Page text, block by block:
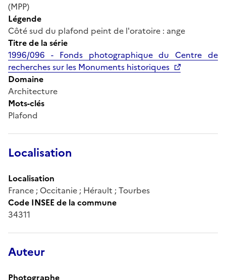
(MPP)
Légende
Côté sud du plafond peint de l'oratoire : ange
Titre de la série
1996/096 - Fonds photographique du Centre de
recherches sur les Monuments historiques
Domaine
Architecture
Mots-clés
Plafond
Localisation
Localisation
France ; Occitanie ; Hérault ; Tourbes
Code INSEE de la commune
34311
Auteur
Photographe